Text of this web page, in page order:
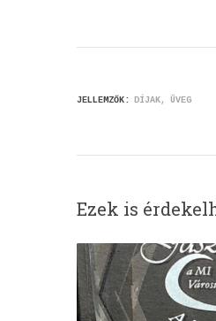
JELLEMZŐK: DÍJAK ÜVEG
Ezek is